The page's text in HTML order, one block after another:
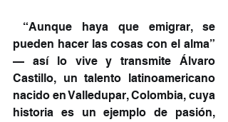
pueden hacer las cosas con el alma”
— así lo vive y transmite Álvaro
Castillo, un talento latinoamericano
nacido en Valledupar, Colombia, cuya
historia es un ejemplo de pasión,